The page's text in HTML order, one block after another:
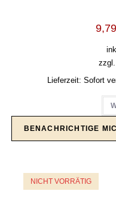
9,79
zzgl.
Lieferzeit: Sofort
NICHT VORRÄTIG